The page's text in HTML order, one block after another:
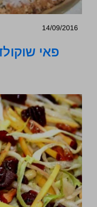
14/09/2016
פאי